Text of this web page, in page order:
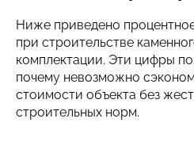
Ниже приведено
при строительстве
комплектации. Эти цифры
почему невозможно
стоимости объекта без
строительных норм.